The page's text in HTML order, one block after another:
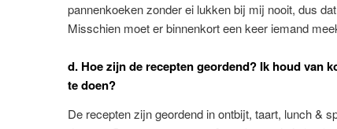
pannenkoeken zonder ei lukken bij mij nooit, dus
Misschien moet er binnenkort een keer iemand
d. Hoe zijn de recepten geordend? Ik houd van
te doen?
De recepten zijn geordend in ontbijt, taart, lunch &